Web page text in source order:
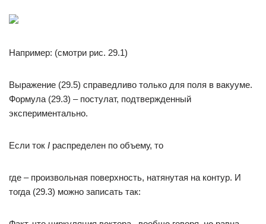
Например: (смотри рис. 29.1)
Выражение (29.5) справедливо только для поля в вакууме.
Формула (29.3) – постулат, подтвержденный
экспериментально.
Если ток I распределен по объему, то
где – произвольная поверхность, натянутая на контур. И
тогда (29.3) можно записать так: